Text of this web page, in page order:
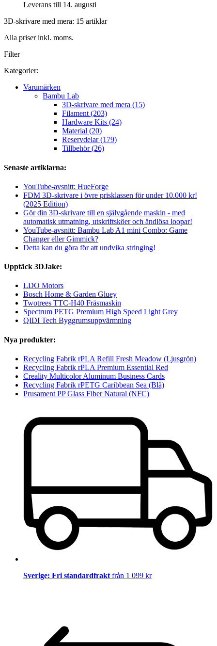
Leverans till 14. augusti
3D-skrivare med mera: 15 artiklar
Alla priser inkl. moms.
Filter
Kategorier:
Varumärken
Bambu Lab
3D-skrivare med mera (15)
Filament (203)
Hardware Kits (24)
Material (20)
Reservdelar (179)
Tillbehör (26)
Senaste artiklarna:
YouTube-avsnitt: HueForge
FDM 3D-skrivare i övre prisklassen för under 10.000 kr!
(2025 Edition)
Gör din 3D-skrivare till en självgående maskin - med
automatisk utmatning, utskriftsköer och ändlösa loopar!
YouTube-avsnitt: Bambu Lab A1 mini Combo: Game
Changer eller Gimmick?
Detta kan du göra för att undvika stringing!
Upptäck 3DJake:
LDO Motors
Bosch Home & Garden Gluey
Twotrees TTC-H40 Fräsmaskin
Spectrum PETG Premium High Speed Light Grey
QIDI Tech Byggrumsuppvärmning
Nya produkter:
Recycling Fabrik rPLA Refill Fresh Meadow (Ljusgrön)
Recycling Fabrik rPLA Premium Essential Red
Creality Multicolor Aluminum Business Cards
Recycling Fabrik rPETG Caribbean Sea (Blå)
Prusament PP Glass Fiber Natural (NFC)
Sverige: Fri standardfrakt från 1 099 kr